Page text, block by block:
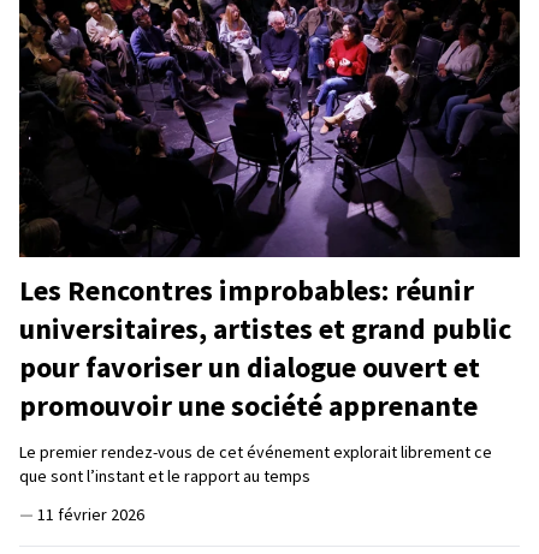
Les Rencontres improbables: réunir
universitaires, artistes et grand public
pour favoriser un dialogue ouvert et
promouvoir une société apprenante
Le premier rendez-vous de cet événement explorait librement ce
que sont l’instant et le rapport au temps
— 11 février 2026